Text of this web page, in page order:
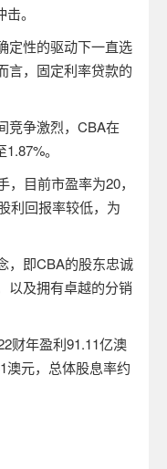
。
定性的驱动下一直选
言，固定利率贷款的
争激烈， CBA在
1.87%。
，目前市盈率为20，
利回报率较低，为
，即CBA的股东忠诚
以及拥有卓越的分销
财年盈利91.11亿澳
澳元，总体股息率约